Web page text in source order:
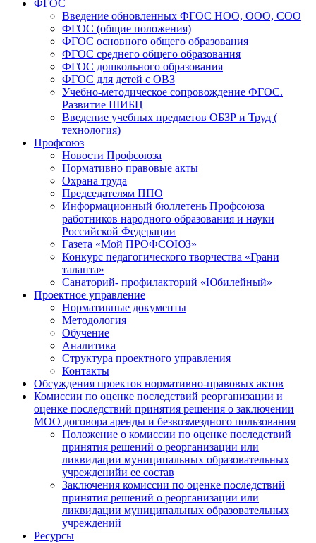
ФГОС
Введение обновленных ФГОС НОО, ООО, СОО
ФГОС (общие положения)
ФГОС основного общего образования
ФГОС среднего общего образования
ФГОС дошкольного образования
ФГОС для детей с ОВЗ
Учебно-методическое сопровождение ФГОС.
Развитие ШИБЦ
Введение учебных предметов ОБЗР и Труд (
технология)
Профсоюз
Новости Профсоюза
Нормативно правовые акты
Охрана труда
Председателям ППО
Информационный бюллетень Профсоюза
работников народного образования и науки
Российской Федерации
Газета «Мой ПРОФСОЮЗ»
Конкурс педагогического творчества «Грани
таланта»
Санаторий- профилакторий «Юбилейный»
Проектное управление
Нормативные документы
Методология
Обучение
Аналитика
Структура проектного управления
Контакты
Обсуждения проектов нормативно-правовых актов
Комиссии по оценке последствий реорганизации и
оценке последствий принятия решения о заключении
МОО договора аренды и безвозмездного пользования
Положение о комиссии по оценке последствий
принятия решений о реорганизации или
ликвидации муниципальных образовательных
учрежденийи ее состав
Заключения комиссии по оценке последствий
принятия решений о реорганизации или
ликвидации муниципальных образовательных
учреждений
Ресурсы